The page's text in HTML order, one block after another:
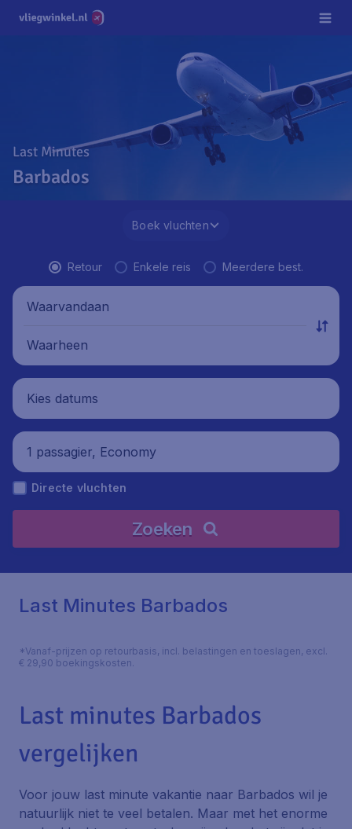
Last Minutes
Barbados
Boek vluchten
Retour Enkele reis Meerdere best.
Waarvandaan
Waarheen
Kies datums
1 passagier, Economy
Directe vluchten
Zoeken
Last Minutes Barbados
*Vanaf-prijzen op retourbasis, incl. belastingen en toeslagen, excl.
€ 29,90 boekingskosten.
Last minutes Barbados
vergelijken
Voor jouw last minute vakantie naar Barbados wil je
natuurlijk niet te veel betalen. Maar met het enorme